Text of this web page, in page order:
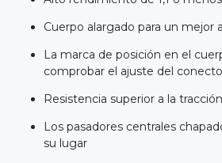
Cuerpo alargado para un mejor
La marca de posición en el
comprobar el ajuste del
Resistencia superior a la
Los pasadores centrales
su lugar